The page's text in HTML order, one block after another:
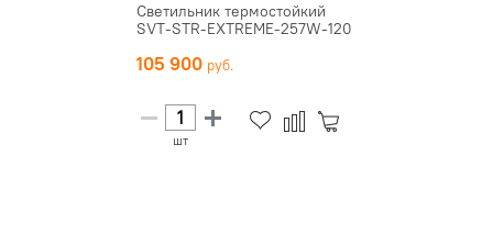
Светильник термостойкий
SVT-STR-EXTREME-257W-120
105 900
шт